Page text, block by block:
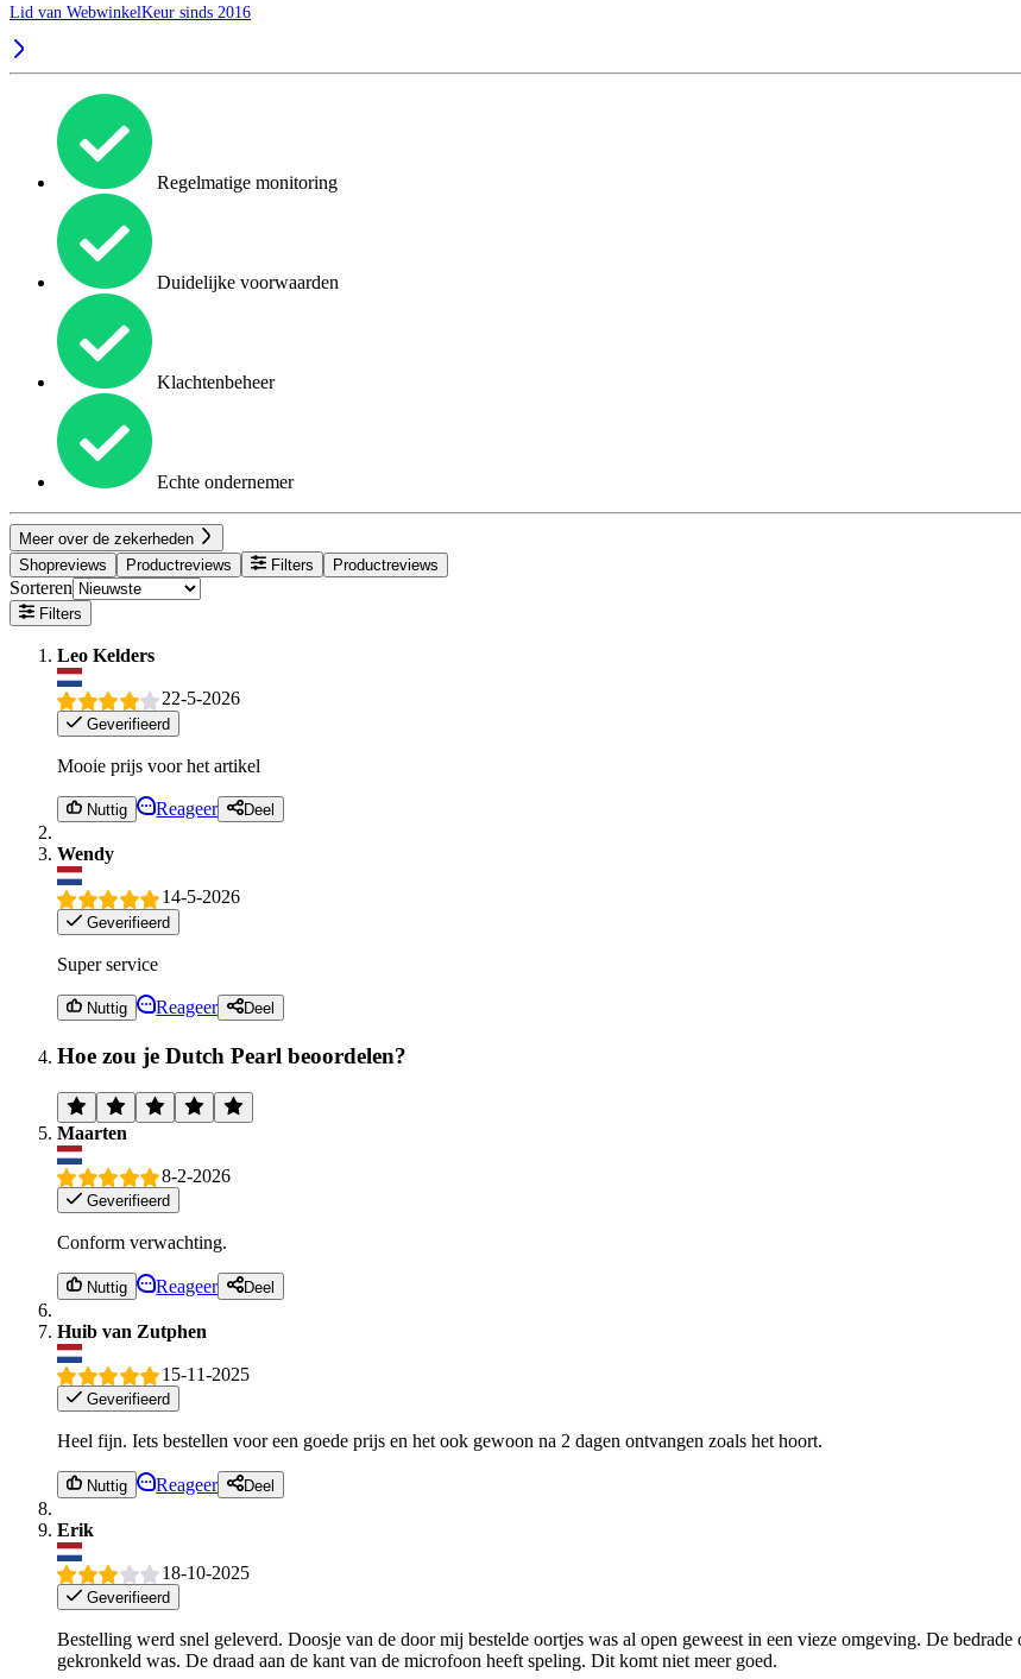
Lid van WebwinkelKeur sinds 2016
Regelmatige monitoring
Duidelijke voorwaarden
Klachtenbeheer
Echte ondernemer
Meer over de zekerheden
Shopreviews
Productreviews Filters Productreviews
Sorteren
Filters
Leo Kelders
22-5-2026
Geverifieerd
Mooie prijs voor het artikel
Nuttig Reageer Deel
Wendy
14-5-2026
Geverifieerd
Super service
Nuttig Reageer Deel
Hoe zou je Dutch Pearl beoordelen?
Maarten
8-2-2026
Geverifieerd
Conform verwachting.
Nuttig Reageer Deel
Huib van Zutphen
15-11-2025
Geverifieerd
Heel fijn. Iets bestellen voor een goede prijs en het ook gewoon na 2 dagen ontvangen zoals het hoort.
Nuttig Reageer Deel
Erik
18-10-2025
Geverifieerd
Bestelling werd snel geleverd. Doosje van de door mij bestelde oortjes was al open geweest in een vieze omgeving. De
gekronkeld was. De draad aan de kant van de microfoon heeft speling. Dit komt niet meer goed.